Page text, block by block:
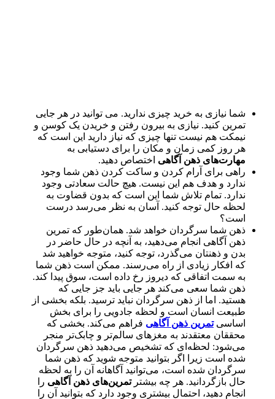
شما نیازی به خرید چیزی ندارید. می توانید در هر جایی
تمرین کنید. نیازی به بیرون رفتن و خریدن یک کوسن و
نیمکت هم نیست تنها چیزی که نیاز دارید این است که
هر روز کمی زمان و مکان را برای دستیابی به
مهارت‌های ذهن آگاهی اختصاص دهید.
راهی برای آرام کردن و ساکت کردن ذهن شما وجود
ندارد و هدف هم این نیست. هیچ حالت سعادتی وجود
ندارد. تمام تلاش شما این است که بدون قضاوت به
لحظه حال توجه کنید. آسان به نظر می‌رسد درست
است؟
ذهن شما سرگردان خواهد شد. همان‌طور که تمرین
ذهن آگاهی انجام می‌دهید، به آنچه در حال حاضر در
بدن و ذهنتان می‌گذرد، توجه کنید، متوجه خواهید شد
که افکار زیادی از راه می‌رسند. ممکن است ذهن شما
به سمت اتفاقی که دیروز رخ داده است، سوق پیدا کند.
ذهن شما سعی می‌‌کند هر جایی باید جز جایی که
هستید. اما از ذهن سرگردان نباید ترسید. بلکه بخشی از
طبیعت انسان است و لحظه جادویی را برای بخش
اساسیتمرین ذهن آگاهی فراهم می‌کند. بخشی که
محققان معتقدند به مغزهای سالم‌تر و چابک‌تر منجر
می‌شود: لحظه‌ای که تشخیص می‌دهید ذهن سرگردان
شده است زیرا اگر بتوانید متوجه شوید که ذهن شما
سرگردان شده است، می‌توانید آگاهانه آن را به لحظه
حال بازگردانید. هر چه بیشتر تمرین‌های ذهن آگاهی را
انجام دهید، احتمال بیشتری وجود دارد که بتوانید آن را